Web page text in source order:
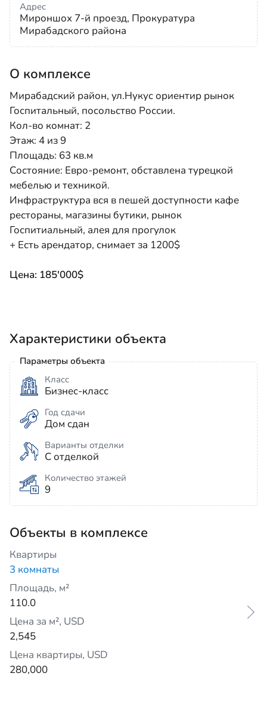
Адрес
Мироншох 7-й проезд, Прокуратура
Мирабадского района
О комплексе
Мирабадский район, ул.Нукус ориентир рынок
Госпитальный, посольство России.
Кол-во комнат: 2
Этаж: 4 из 9
Площадь: 63 кв.м
Состояние: Евро-ремонт, обставлена турецкой
мебелью и техникой.
Инфраструктура вся в пешей доступности кафе
рестораны, магазины бутики, рынок
Госпитиальный, алея для прогулок
+ Есть арендатор, снимает за 1200$
Цена: 185'000$
Характеристики объекта
Параметры объекта
Класс
Бизнес-класс
Год сдачи
Дом сдан
Варианты отделки
С отделкой
Количество этажей
9
Объекты в комплексе
Квартиры
3 комнаты
Площадь, м²
110.0
Цена за м², USD
2,545
Цена квартиры, USD
280,000